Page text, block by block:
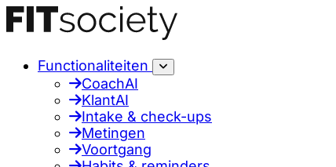
Functionaliteiten
CoachAI
KlantAI
Intake & check-ups
Metingen
Voortgang